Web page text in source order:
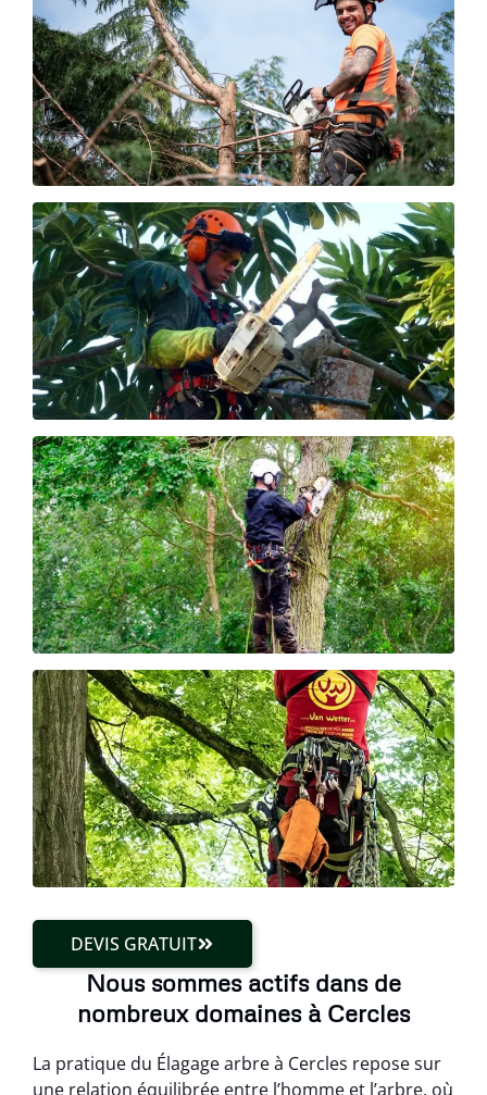
DEVIS GRATUIT
Nous sommes actifs dans de
nombreux domaines à Cercles
La pratique du Élagage arbre à Cercles repose sur
une relation équilibrée entre l’homme et l’arbre, où